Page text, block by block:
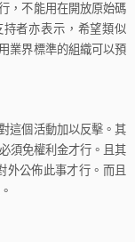
，不能用在開放原始碼
者亦表示，希望類似
業界標準的組織可以預
這個活動加以反擊。其
須免權利金才行。且其
外公佈此事才行。而且